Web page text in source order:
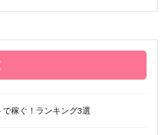
で稼ぐ！ランキング3選